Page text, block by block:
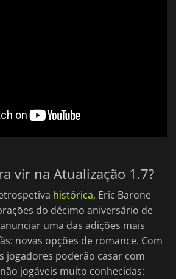
vir na Atualização 1.7?
histórica, Eric Barone
do décimo aniversário de
uma das adições mais
novas opções de romance. Com
jogadores poderão casar com
jogáveis muito conhecidas: